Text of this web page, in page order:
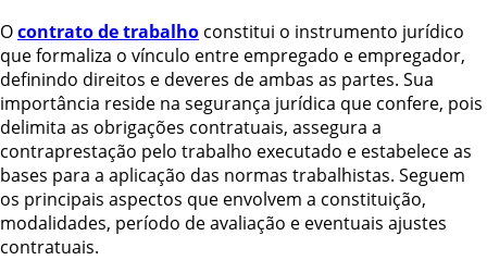
Ocontrato de trabalho constitui o instrumento jurídico
que formaliza o vínculo entre empregado e empregador,
definindo direitos e deveres de ambas as partes. Sua
importância reside na segurança jurídica que confere, pois
delimita as obrigações contratuais, assegura a
contraprestação pelo trabalho executado e estabelece as
bases para a aplicação das normas trabalhistas. Seguem
os principais aspectos que envolvem a constituição,
modalidades, período de avaliação e eventuais ajustes
contratuais.